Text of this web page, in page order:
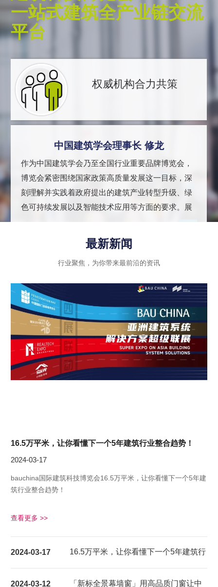
一站式建筑全产业链交流
平台
权威机构合力共策
中国建筑学会理事长 修龙
作为中国建筑学会乃至全国行业重要品牌博览会，
博览会紧密围绕国家政策高质量发展这一目标，深
刻理解并实践着政府提出的建筑产业转型升级、绿
色可持续发展以及智能技术应用等方面的要求。展
用，同时注重政策法规的引导和推动作用，进一步
推动建筑行业向高质量发展迈进。
最新新闻
行业聚焦，为你带来最前沿的资讯
16.5万平米，让你看懂下一个5年建筑行业整合趋势！
2024-03-17
bauchina国际建筑科技博览会16.5万平米，让你看懂下一个5年建
筑行业整合趋势！
查看更多 >>
2024-03-17 16.5万平米，让你看懂下一个5年建筑行
2024-03-12
「新标全景幕墙窗」用高品质门窗让中